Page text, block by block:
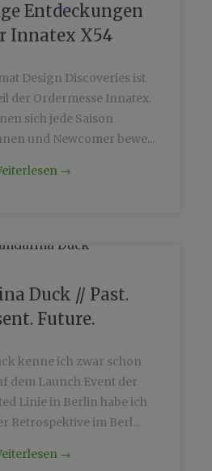
Entdeckungen
Innatex X54
Design Discoveries ist
der Ordermesse Innatex.
sich jede Saison
und Newcomer bewe...
→
Duck // Past.
Future.
kenne ich zwar schon
dem Launch Event der
Linie in Berlin habe ich
Retrospektive im Berl...
→